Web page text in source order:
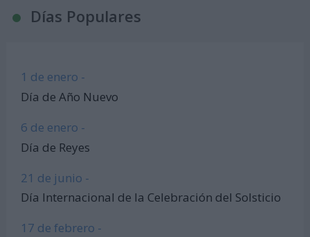
Días Populares
1 de enero -
Día de Año Nuevo
6 de enero -
Día de Reyes
21 de junio -
Día Internacional de la Celebración del Solsticio
17 de febrero -